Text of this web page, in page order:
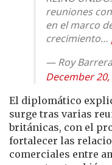
reuniones
en el marco
crecimiento…
— Roy
December 20,
El diplomático
surge tras varias
británicas, con el
fortalecer las
comerciales entre